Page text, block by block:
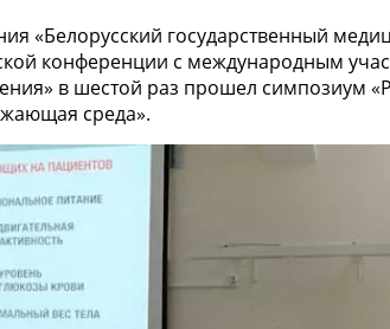
«Белорусский государственный
конференции с международным
в шестой раз прошел симпозиум
среда».